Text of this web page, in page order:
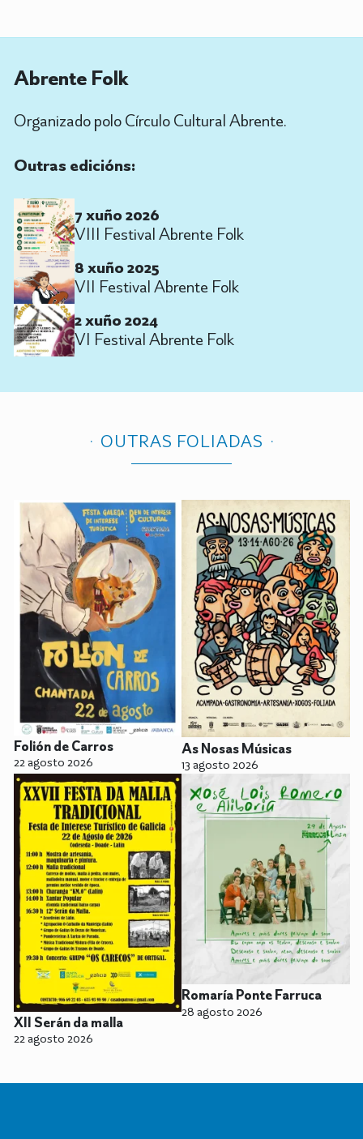
Abrente Folk
Organizado polo Círculo Cultural Abrente.
Outras edicións:
7 xuño 2026
VIII Festival Abrente Folk
8 xuño 2025
VII Festival Abrente Folk
2 xuño 2024
VI Festival Abrente Folk
OUTRAS FOLIADAS
Folión de Carros
22 agosto 2026
As Nosas Músicas
13 agosto 2026
XII Serán da malla
22 agosto 2026
Romaría Ponte Farruca
28 agosto 2026